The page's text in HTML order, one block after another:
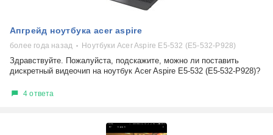
Апгрейд ноутбука acer aspire
более года назад Ноутбуки Acer Aspire E5-532 (E5-532-P928)
Здравствуйте. Пожалуйста, подскажите, можно ли поставить
дискретный видеочип на ноутбук Acer Aspire E5-532 (E5-532-P928)?
4 ответа